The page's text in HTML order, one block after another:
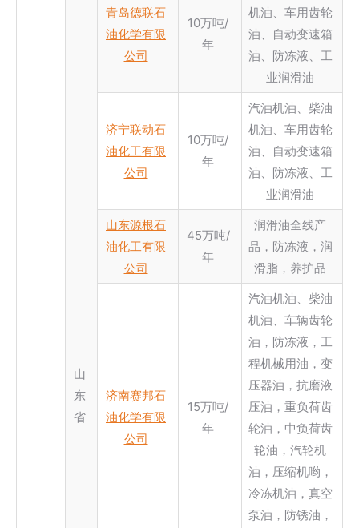
山
东
省
青岛德联石
油化学有限
公司
10万吨/
年
机油、车用齿轮
油、自动变速箱
油、防冻液、工
业润滑油
济宁联动石
油化工有限
公司
10万吨/
年
汽油机油、柴油
机油、车用齿轮
油、自动变速箱
油、防冻液、工
业润滑油
山东源根石
油化工有限
公司
45万吨/
年
润滑油全线产
品，防冻液，润
滑脂，养护品
济南赛邦石
油化学有限
公司
15万吨/
年
汽油机油、柴油
机油、车辆齿轮
油，防冻液，工
程机械用油，变
压器油，抗磨液
压油，重负荷齿
轮油，中负荷齿
轮油，汽轮机
油，压缩机哟，
冷冻机油，真空
泵油，防锈油，